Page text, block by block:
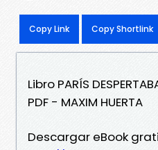
Copy Link Copy Shortlink
Libro PARÍS
PDF - MAXIM HUERTA
Descargar eBook